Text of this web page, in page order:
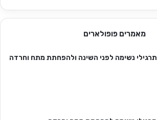
מאמרים פופולארים
תרגילי נשימה לפני השינה ולהפחתת מתח וחרדה